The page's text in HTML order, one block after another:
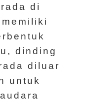
di
dinding
diluar
untuk